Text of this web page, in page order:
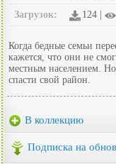
Загрузок:
124 |
Когда бедные семьи
кажется, что они не
местным населением.
спасти свой район.
В коллекцию
Подписка на